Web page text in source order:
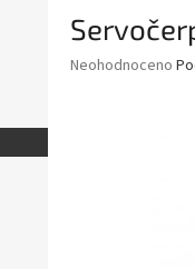
Průměrné
Neohodnoceno